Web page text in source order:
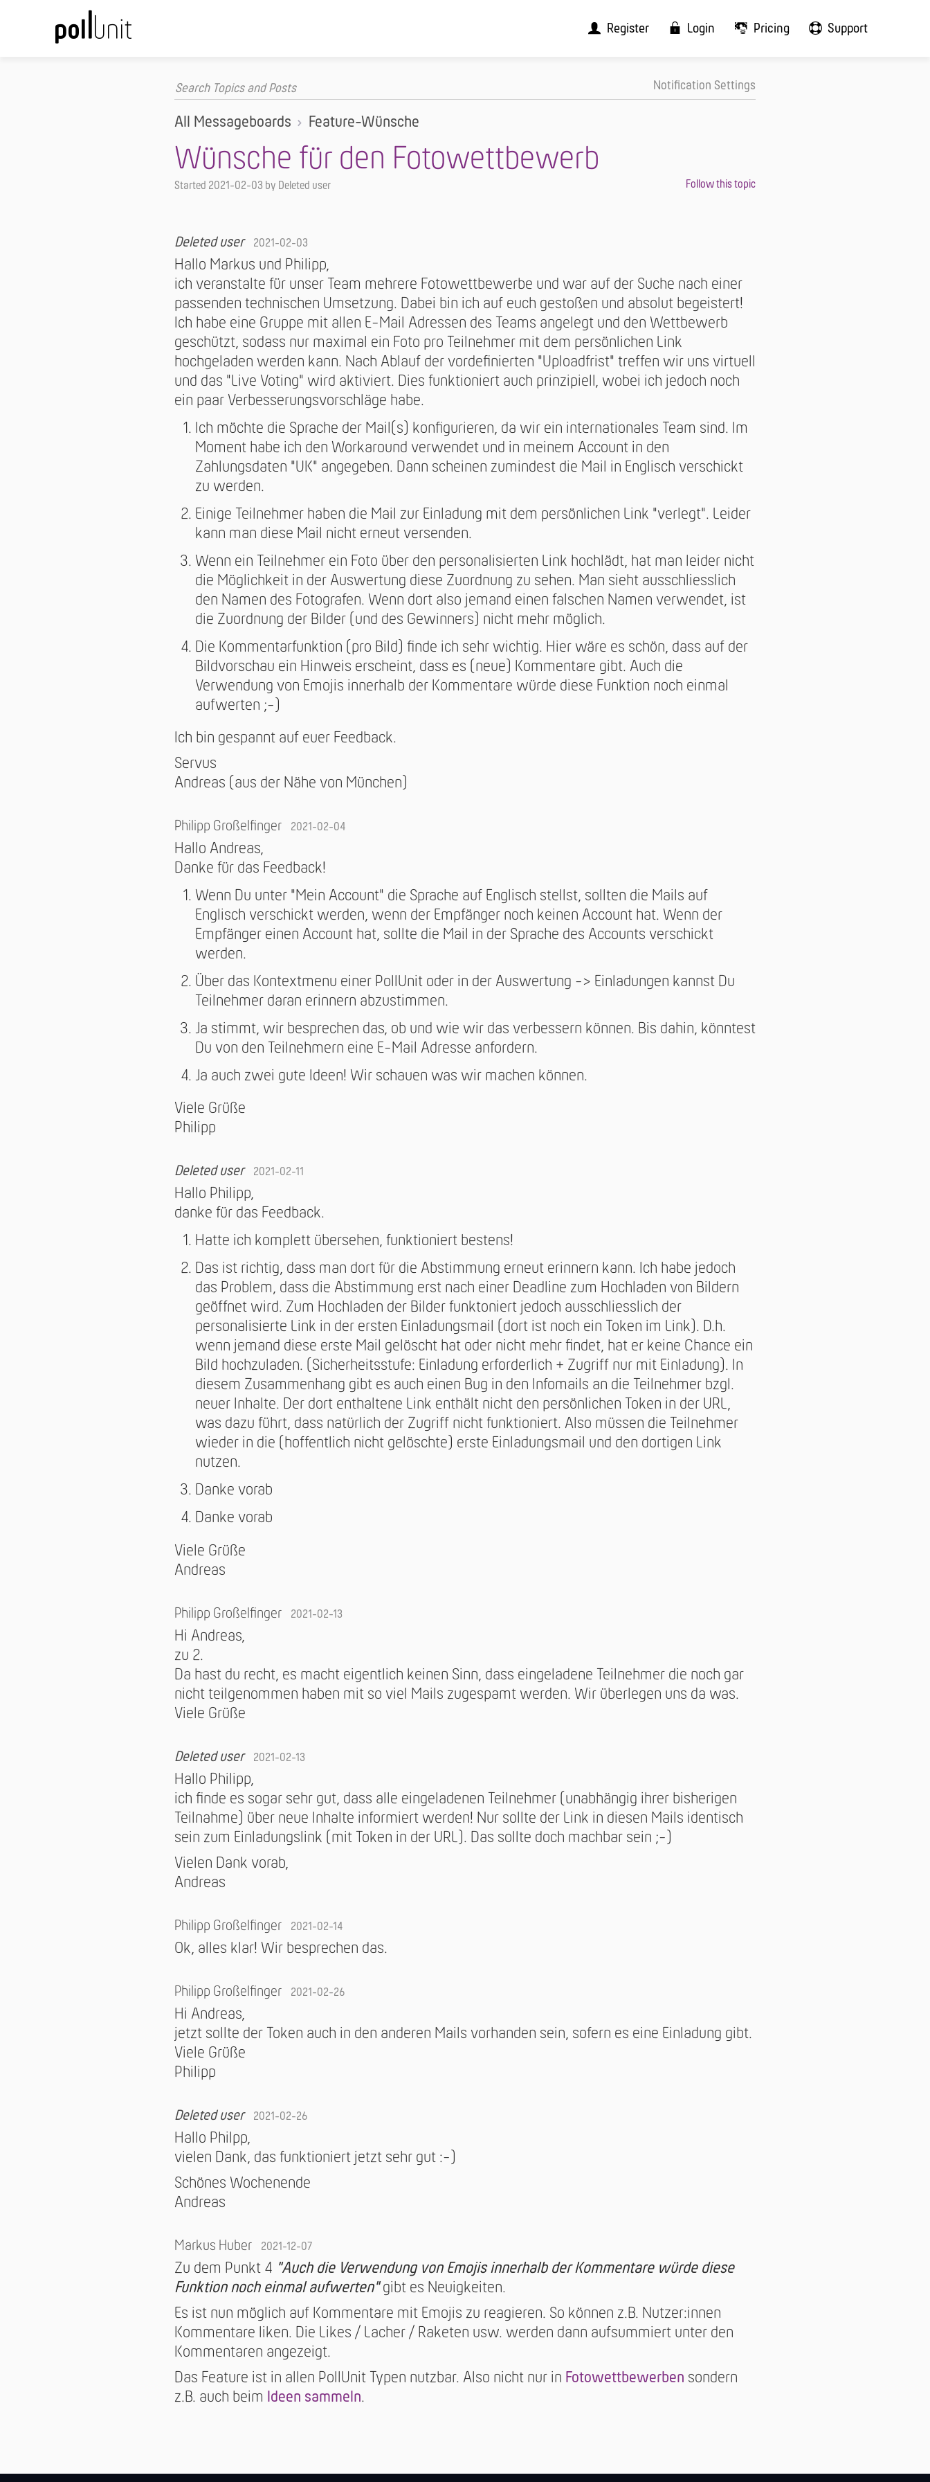
Register Login Pricing Support
Notification Settings
All Messageboards Feature-Wünsche
Wünsche für den Fotowettbewerb
Started 2021-02-03 by Deleted user
Deleted user 2021-02-03
Hallo Markus und Philipp,
ich veranstalte für unser Team mehrere Fotowettbewerbe und war auf der Suche nach einer
passenden technischen Umsetzung. Dabei bin ich auf euch gestoßen und absolut begeistert!
Ich habe eine Gruppe mit allen E-Mail Adressen des Teams angelegt und den Wettbewerb
geschützt, sodass nur maximal ein Foto pro Teilnehmer mit dem persönlichen Link
hochgeladen werden kann. Nach Ablauf der vordefinierten "Uploadfrist" treffen wir uns virtuell
und das "Live Voting" wird aktiviert. Dies funktioniert auch prinzipiell, wobei ich jedoch noch
ein paar Verbesserungsvorschläge habe.
Ich möchte die Sprache der Mail(s) konfigurieren, da wir ein internationales Team sind. Im
Moment habe ich den Workaround verwendet und in meinem Account in den
Zahlungsdaten "UK" angegeben. Dann scheinen zumindest die Mail in Englisch verschickt
zu werden.
Einige Teilnehmer haben die Mail zur Einladung mit dem persönlichen Link "verlegt". Leider
kann man diese Mail nicht erneut versenden.
Wenn ein Teilnehmer ein Foto über den personalisierten Link hochlädt, hat man leider nicht
die Möglichkeit in der Auswertung diese Zuordnung zu sehen. Man sieht ausschliesslich
den Namen des Fotografen. Wenn dort also jemand einen falschen Namen verwendet, ist
die Zuordnung der Bilder (und des Gewinners) nicht mehr möglich.
Die Kommentarfunktion (pro Bild) finde ich sehr wichtig. Hier wäre es schön, dass auf der
Bildvorschau ein Hinweis erscheint, dass es (neue) Kommentare gibt. Auch die
Verwendung von Emojis innerhalb der Kommentare würde diese Funktion noch einmal
aufwerten ;-)
Ich bin gespannt auf euer Feedback.
Servus
Andreas (aus der Nähe von München)
Philipp Großelfinger 2021-02-04
Hallo Andreas,
Danke für das Feedback!
Wenn Du unter "Mein Account" die Sprache auf Englisch stellst, sollten die Mails auf
Englisch verschickt werden, wenn der Empfänger noch keinen Account hat. Wenn der
Empfänger einen Account hat, sollte die Mail in der Sprache des Accounts verschickt
werden.
Über das Kontextmenu einer PollUnit oder in der Auswertung -> Einladungen kannst Du
Teilnehmer daran erinnern abzustimmen.
Ja stimmt, wir besprechen das, ob und wie wir das verbessern können. Bis dahin, könntest
Du von den Teilnehmern eine E-Mail Adresse anfordern.
Ja auch zwei gute Ideen! Wir schauen was wir machen können.
Viele Grüße
Philipp
Deleted user 2021-02-11
Hallo Philipp,
danke für das Feedback.
Hatte ich komplett übersehen, funktioniert bestens!
Das ist richtig, dass man dort für die Abstimmung erneut erinnern kann. Ich habe jedoch
das Problem, dass die Abstimmung erst nach einer Deadline zum Hochladen von Bildern
geöffnet wird. Zum Hochladen der Bilder funktoniert jedoch ausschliesslich der
personalisierte Link in der ersten Einladungsmail (dort ist noch ein Token im Link). D.h.
wenn jemand diese erste Mail gelöscht hat oder nicht mehr findet, hat er keine Chance ein
Bild hochzuladen. (Sicherheitsstufe: Einladung erforderlich + Zugriff nur mit Einladung). In
diesem Zusammenhang gibt es auch einen Bug in den Infomails an die Teilnehmer bzgl.
neuer Inhalte. Der dort enthaltene Link enthält nicht den persönlichen Token in der URL,
was dazu führt, dass natürlich der Zugriff nicht funktioniert. Also müssen die Teilnehmer
wieder in die (hoffentlich nicht gelöschte) erste Einladungsmail und den dortigen Link
nutzen.
Danke vorab
Danke vorab
Viele Grüße
Andreas
Philipp Großelfinger 2021-02-13
Hi Andreas,
zu 2.
Da hast du recht, es macht eigentlich keinen Sinn, dass eingeladene Teilnehmer die noch gar
nicht teilgenommen haben mit so viel Mails zugespamt werden. Wir überlegen uns da was.
Viele Grüße
Deleted user 2021-02-13
Hallo Philipp,
ich finde es sogar sehr gut, dass alle eingeladenen Teilnehmer (unabhängig ihrer bisherigen
Teilnahme) über neue Inhalte informiert werden! Nur sollte der Link in diesen Mails identisch
sein zum Einladungslink (mit Token in der URL). Das sollte doch machbar sein ;-)
Vielen Dank vorab,
Andreas
Philipp Großelfinger 2021-02-14
Ok, alles klar! Wir besprechen das.
Philipp Großelfinger 2021-02-26
Hi Andreas,
jetzt sollte der Token auch in den anderen Mails vorhanden sein, sofern es eine Einladung gibt.
Viele Grüße
Philipp
Deleted user 2021-02-26
Hallo Philpp,
vielen Dank, das funktioniert jetzt sehr gut :-)
Schönes Wochenende
Andreas
Markus Huber 2021-12-07
Zu dem Punkt 4 "Auch die Verwendung von Emojis innerhalb der Kommentare würde diese
Funktion noch einmal aufwerten"gibt es Neuigkeiten.
Es ist nun möglich auf Kommentare mit Emojis zu reagieren. So können z.B. Nutzer:innen
Kommentare liken. Die Likes / Lacher / Raketen usw. werden dann aufsummiert unter den
Kommentaren angezeigt.
Das Feature ist in allen PollUnit Typen nutzbar. Also nicht nur in Fotowettbewerben sondern
z.B. auch beim Ideen sammeln.